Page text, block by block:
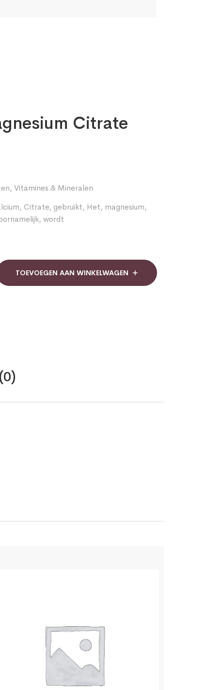
Citrate
, Vitamines & Mineralen
, Citrate, gebruikt, Het, magnesium,
, wordt
TOEVOEGEN AAN WINKELWAGEN